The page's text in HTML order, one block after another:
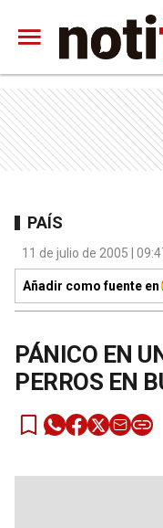
PAÍS
11 de julio de 2005 |
Añadir como fuente en
PÁNICO EN
PERROS EN